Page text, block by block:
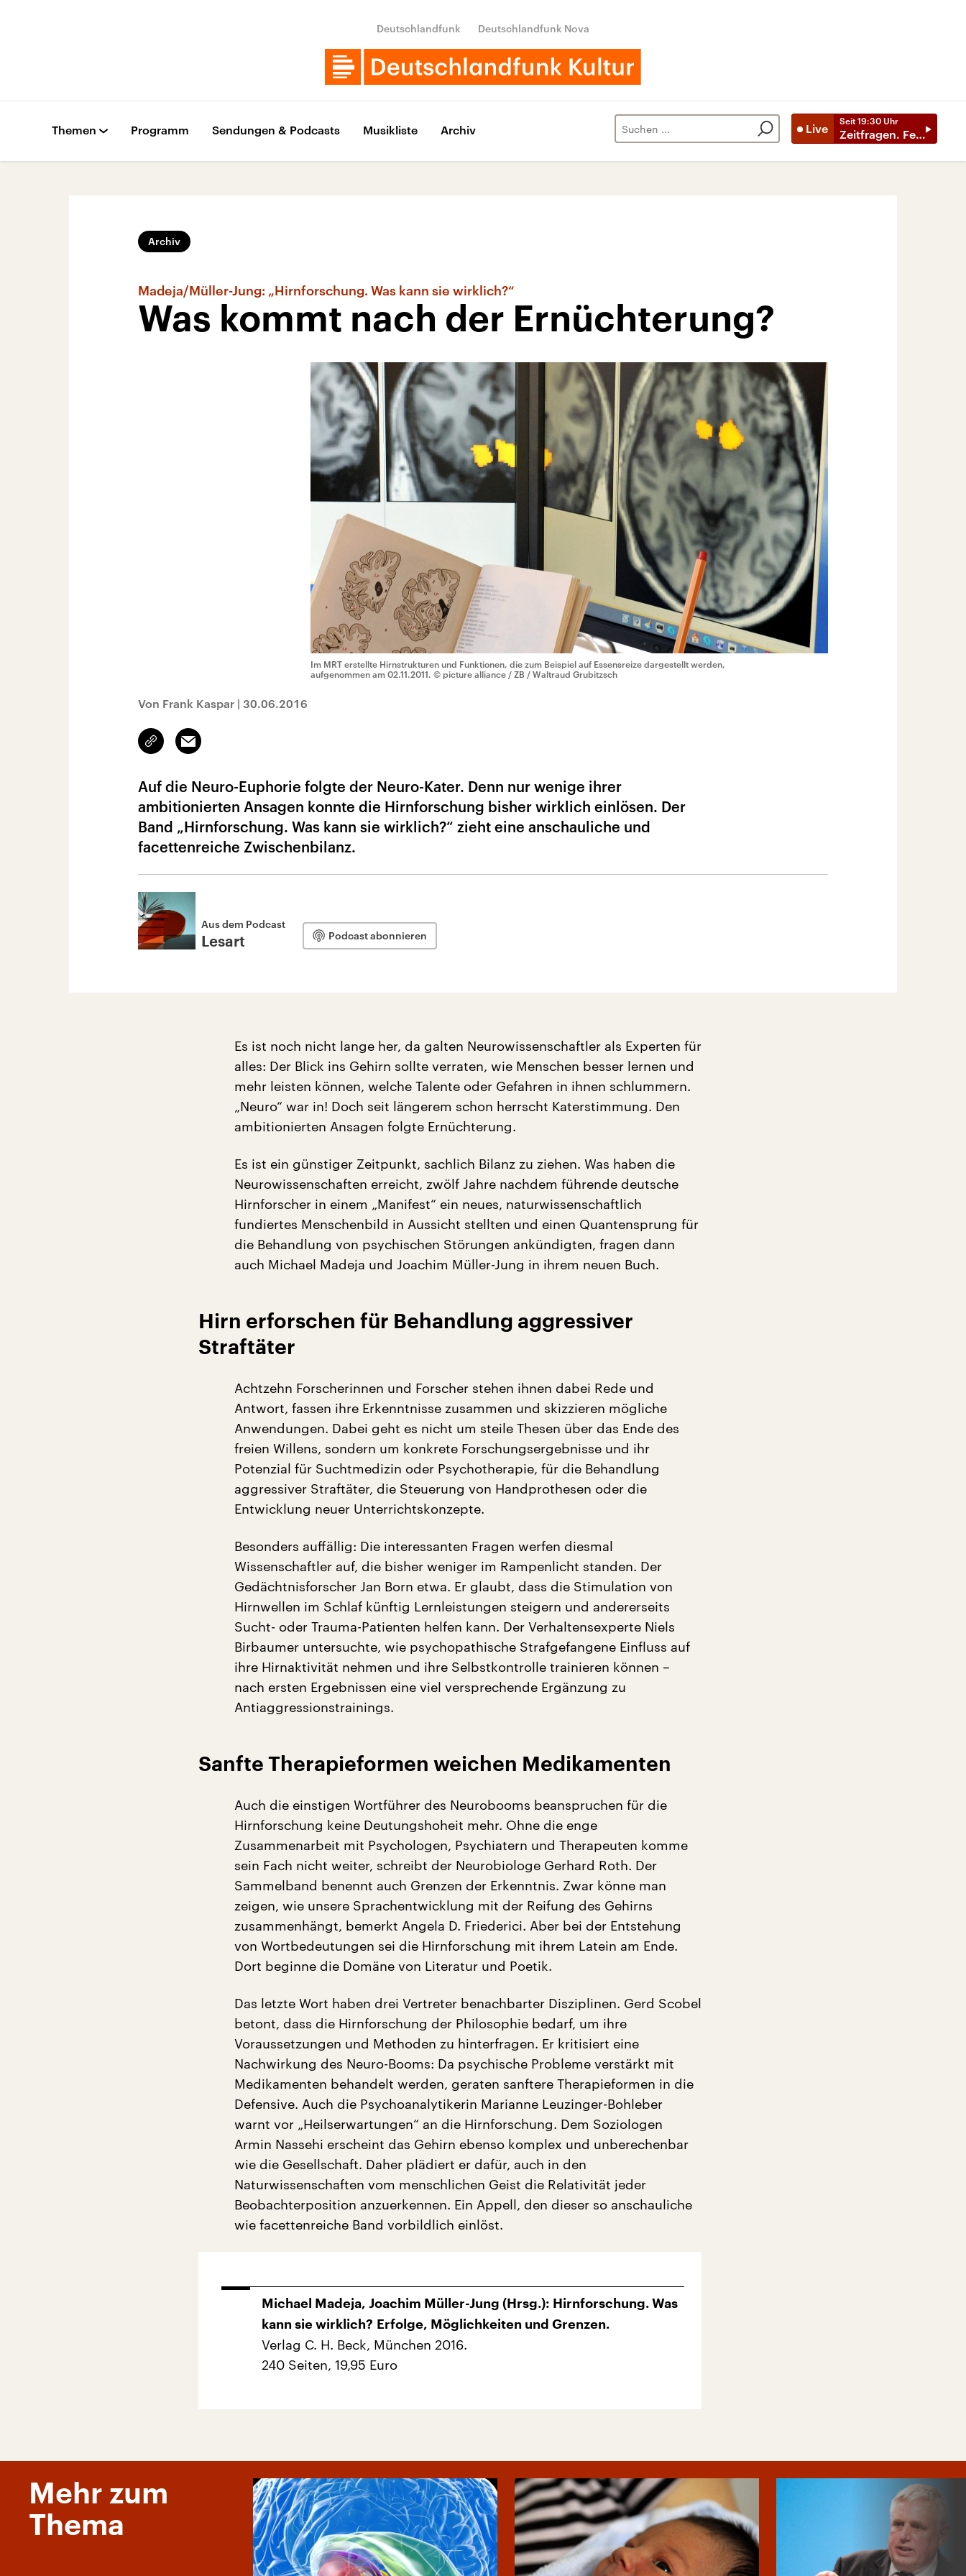
Deutschlandfunk Deutschlandfunk Nova
Live
Seit 19:30 Uhr
Zeitfragen. Feature
Themen Programm Sendungen & Podcasts Musikliste Archiv
Archiv
Madeja/Müller-Jung: „Hirnforschung. Was kann sie wirklich?“
Was kommt nach der Ernüchterung?
Im MRT erstellte Hirnstrukturen und Funktionen, die zum Beispiel auf Essensreize dargestellt werden,
aufgenommen am 02.11.2011. © picture alliance / ZB / Waltraud Grubitzsch
Von Frank Kaspar | 30.06.2016
Link
kopieren/teilen
Email
Auf die Neuro-Euphorie folgte der Neuro-Kater. Denn nur wenige ihrer
ambitionierten Ansagen konnte die Hirnforschung bisher wirklich einlösen. Der
Band „Hirnforschung. Was kann sie wirklich?“ zieht eine anschauliche und
facettenreiche Zwischenbilanz.
Aus dem Podcast
Lesart Podcast abonnieren
Es ist noch nicht lange her, da galten Neurowissenschaftler als Experten für
alles: Der Blick ins Gehirn sollte verraten, wie Menschen besser lernen und
mehr leisten können, welche Talente oder Gefahren in ihnen schlummern.
„Neuro“ war in! Doch seit längerem schon herrscht Katerstimmung. Den
ambitionierten Ansagen folgte Ernüchterung.
Es ist ein günstiger Zeitpunkt, sachlich Bilanz zu ziehen. Was haben die
Neurowissenschaften erreicht, zwölf Jahre nachdem führende deutsche
Hirnforscher in einem „Manifest“ ein neues, naturwissenschaftlich
fundiertes Menschenbild in Aussicht stellten und einen Quantensprung für
die Behandlung von psychischen Störungen ankündigten, fragen dann
auch Michael Madeja und Joachim Müller-Jung in ihrem neuen Buch.
Hirn erforschen für Behandlung aggressiver
Straftäter
Achtzehn Forscherinnen und Forscher stehen ihnen dabei Rede und
Antwort, fassen ihre Erkenntnisse zusammen und skizzieren mögliche
Anwendungen. Dabei geht es nicht um steile Thesen über das Ende des
freien Willens, sondern um konkrete Forschungsergebnisse und ihr
Potenzial für Suchtmedizin oder Psychotherapie, für die Behandlung
aggressiver Straftäter, die Steuerung von Handprothesen oder die
Entwicklung neuer Unterrichtskonzepte.
Besonders auffällig: Die interessanten Fragen werfen diesmal
Wissenschaftler auf, die bisher weniger im Rampenlicht standen. Der
Gedächtnisforscher Jan Born etwa. Er glaubt, dass die Stimulation von
Hirnwellen im Schlaf künftig Lernleistungen steigern und andererseits
Sucht- oder Trauma-Patienten helfen kann. Der Verhaltensexperte Niels
Birbaumer untersuchte, wie psychopathische Strafgefangene Einfluss auf
ihre Hirnaktivität nehmen und ihre Selbstkontrolle trainieren können –
nach ersten Ergebnissen eine viel versprechende Ergänzung zu
Antiaggressionstrainings.
Sanfte Therapieformen weichen Medikamenten
Auch die einstigen Wortführer des Neurobooms beanspruchen für die
Hirnforschung keine Deutungshoheit mehr. Ohne die enge
Zusammenarbeit mit Psychologen, Psychiatern und Therapeuten komme
sein Fach nicht weiter, schreibt der Neurobiologe Gerhard Roth. Der
Sammelband benennt auch Grenzen der Erkenntnis. Zwar könne man
zeigen, wie unsere Sprachentwicklung mit der Reifung des Gehirns
zusammenhängt, bemerkt Angela D. Friederici. Aber bei der Entstehung
von Wortbedeutungen sei die Hirnforschung mit ihrem Latein am Ende.
Dort beginne die Domäne von Literatur und Poetik.
Das letzte Wort haben drei Vertreter benachbarter Disziplinen. Gerd Scobel
betont, dass die Hirnforschung der Philosophie bedarf, um ihre
Voraussetzungen und Methoden zu hinterfragen. Er kritisiert eine
Nachwirkung des Neuro-Booms: Da psychische Probleme verstärkt mit
Medikamenten behandelt werden, geraten sanftere Therapieformen in die
Defensive. Auch die Psychoanalytikerin Marianne Leuzinger-Bohleber
warnt vor „Heilserwartungen“ an die Hirnforschung. Dem Soziologen
Armin Nassehi erscheint das Gehirn ebenso komplex und unberechenbar
wie die Gesellschaft. Daher plädiert er dafür, auch in den
Naturwissenschaften vom menschlichen Geist die Relativität jeder
Beobachterposition anzuerkennen. Ein Appell, den dieser so anschauliche
wie facettenreiche Band vorbildlich einlöst.
Michael Madeja, Joachim Müller-Jung (Hrsg.): Hirnforschung. Was
kann sie wirklich? Erfolge, Möglichkeiten und Grenzen.
Verlag C. H. Beck, München 2016.
240 Seiten, 19,95 Euro
Mehr zum
Thema